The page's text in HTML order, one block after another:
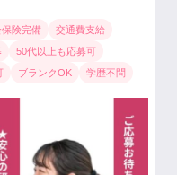
保険完備
交通費支給
50代以上も応募可
ブランクOK 学歴不問